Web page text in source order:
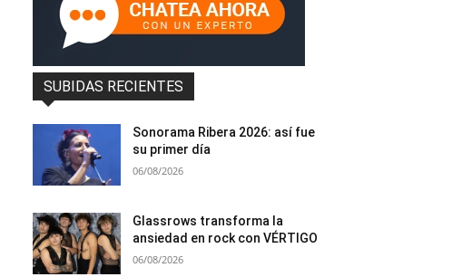
SUBIDAS RECIENTES
Sonorama Ribera 2026: así fue
su primer día
06/08/2026
Glassrows transforma la
ansiedad en rock con VÉRTIGO
06/08/2026